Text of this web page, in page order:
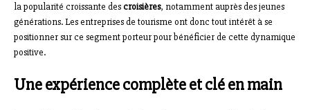
la popularité croissante descroisières, notamment auprès des jeunes
générations. Les entreprises de tourisme ont donc tout intérêt à se
positionner sur ce segment porteur pour bénéficier de cette dynamique
positive.
Une expérience complète et clé en main